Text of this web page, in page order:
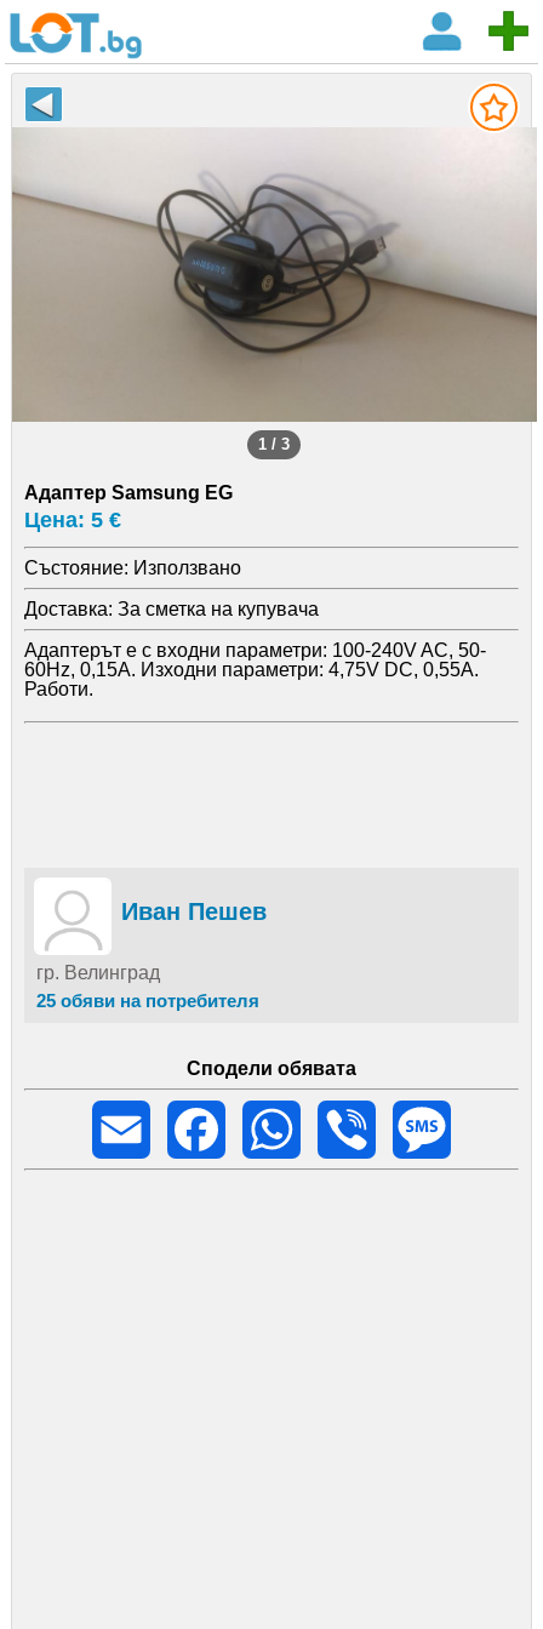
1 / 3
Адаптер Samsung EG
Цена: 5 €
Състояние: Използвано
Доставка: За сметка на купувача
Адаптерът е с входни параметри: 100-240V AC, 50-
60Hz, 0,15A. Изходни параметри: 4,75V DC, 0,55A.
Работи.
Иван Пешев
гр. Велинград
25 обяви на потребителя
Сподели обявата
Email
Facebook WhatsApp Viber